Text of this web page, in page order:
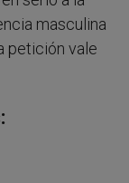
masculina
petición vale